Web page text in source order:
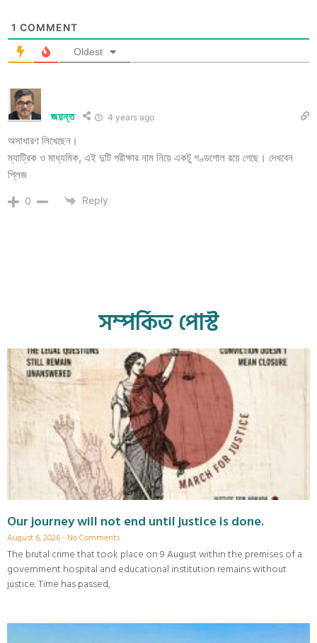
1 COMMENT
Oldest
জয়ন্ত 4 years ago
অসাধারণ লিখেছেন।
ম্যাট্রিক ও মাধ্যমিক, এই দুটি পরীক্ষার নাম নিয়ে একটু গণ্ডগোল রয়ে গেছে। দেখবেন
প্লিজ
0 Reply
সম্পর্কিত পোস্ট
Our journey will not end until justice is done.
August 6, 2026 No Comments
The brutal crime that took place on 9 August within the premises of a
government hospital and educational institution remains without
justice. Time has passed,